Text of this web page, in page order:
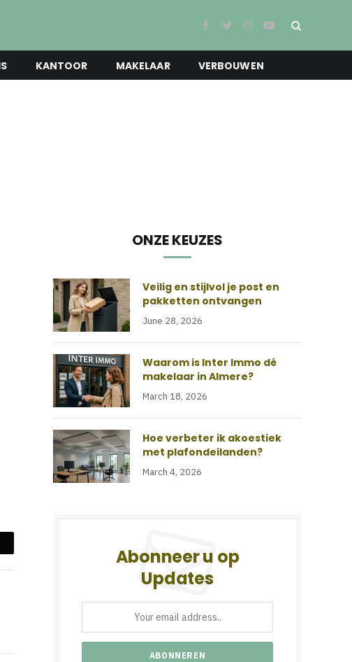
Facebook
TwitterInstagram
YouTube
KANTOOR MAKELAAR VERBOUWEN
ONZE KEUZES
Veilig en stijlvol je post en
pakketten ontvangen
June 28, 2026
Waarom is Inter Immo dé
makelaar in Almere?
March 18, 2026
Hoe verbeter ik akoestiek
met plafondeilanden?
March 4, 2026
Abonneer u op
Updates